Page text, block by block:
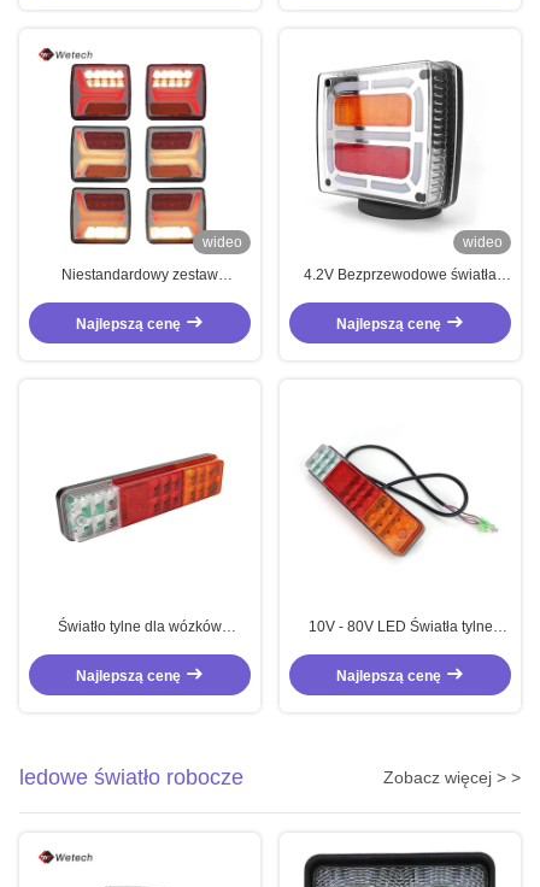
wideo
Niestandardowy zestaw
Magnetyczne światła tylne dla
przyczepy
Najlepszą cenę
wideo
4.2V Bezprzewodowe światła
Najlepszą cenę
Światło tylne dla wózków
Światło tylne sygnałowe WT-T006
Najlepszą cenę
10V - 80V LED Światła tylne
tylne wózka widłowego z
Najlepszą cenę
ledowe światło robocze Zobacz więcej > >